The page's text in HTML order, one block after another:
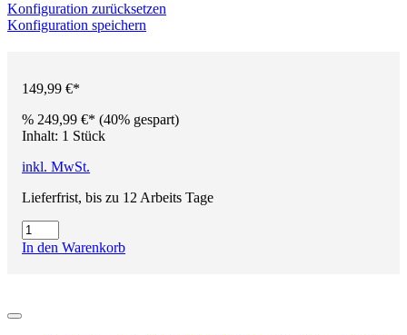
Konfiguration zurücksetzen
Konfiguration speichern
149,99 €*
% 249,99 €* (40% gespart)
Inhalt: 1 Stück
inkl. MwSt.
Lieferfrist, bis zu 12 Arbeits Tage
In den Warenkorb